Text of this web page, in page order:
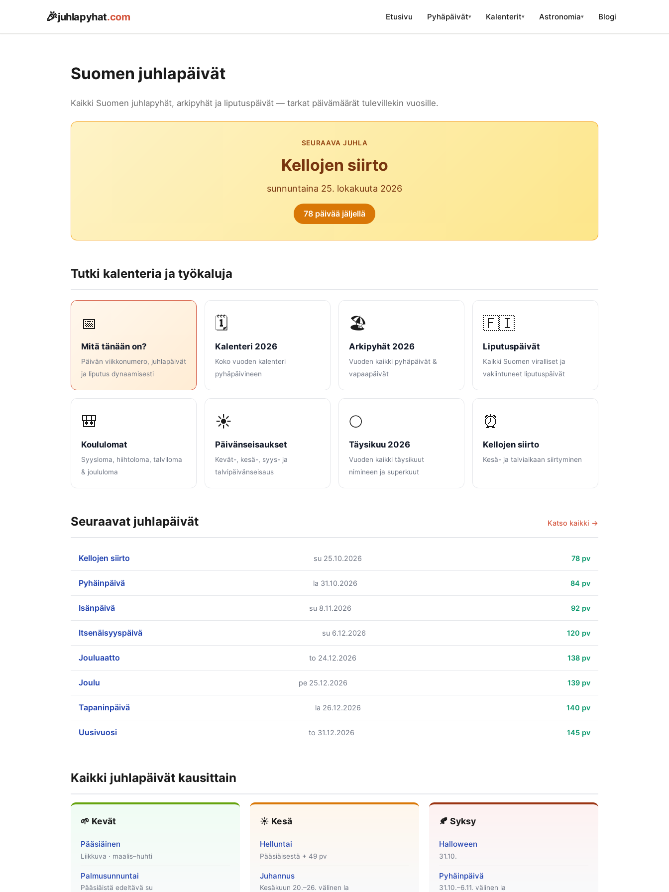
🎉juhlapyhat.com Etusivu Pyhäpäivät▾ Kalenterit▾ Astronomia▾ Blogi
Suomen juhlapäivät
Kaikki Suomen juhlapyhät, arkipyhät ja liputuspäivät — tarkat päivämäärät tulevillekin vuosille.
SEURAAVA JUHLA
Kellojen siirto
sunnuntaina 25. lokakuuta 2026
78 päivää jäljellä
Tutki kalenteria ja työkaluja
📅
Mitä tänään on?
Päivän viikkonumero, juhlapäivät
ja liputus dynaamisesti
🗓️
Kalenteri 2026
Koko vuoden kalenteri
pyhäpäivineen
🏖️
Arkipyhät 2026
Vuoden kaikki pyhäpäivät &
vapaapäivät
🇫🇮
Liputuspäivät
Kaikki Suomen viralliset ja
vakiintuneet liputuspäivät
🎒
Koululomat
Syysloma, hiihtoloma, talviloma
& joululoma
☀️
Päivänseisaukset
Kevät-, kesä-, syys- ja
talvipäivänseisaus
🌕
Täysikuu 2026
Vuoden kaikki täysikuut
nimineen ja superkuut
⏰
Kellojen siirto
Kesä- ja talviaikaan siirtyminen
Seuraavat juhlapäivät Katso kaikki →
Kellojen siirto su 25.10.2026 78 pv
Pyhäinpäivä la 31.10.2026 84 pv
Isänpäivä su 8.11.2026 92 pv
Itsenäisyyspäivä su 6.12.2026 120 pv
Jouluaatto to 24.12.2026 138 pv
Joulu pe 25.12.2026 139 pv
Tapaninpäivä la 26.12.2026 140 pv
Uusivuosi to 31.12.2026 145 pv
Kaikki juhlapäivät kausittain
🌱 Kevät
Pääsiäinen
Liikkuva · maalis–huhti
Palmusunnuntai
Pääsiäistä edeltävä su
☀️ Kesä
Helluntai
Pääsiäisestä + 49 pv
Juhannus
Kesäkuun 20.–26. välinen la
🍂 Syksy
Halloween
31.10.
Pyhäinpäivä
31.10.–6.11. välinen la